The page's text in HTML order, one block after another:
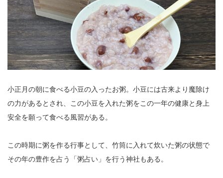
小正月の朝に食べる小豆の入ったお粥。小豆には古来より魔除け
の力があるとされ、この小豆を入れた粥をこの一年の健康と身上
安全を願って食べる風習がある。
この時期に粥を作る行事として、竹筒に入れて炊いた粥の状態で
その年の豊作を占う「粥占い」を行う神社もある。